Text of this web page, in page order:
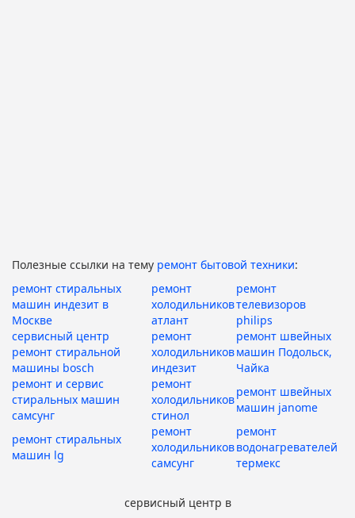
Полезные ссылки на тему ремонт бытовой техники:
ремонт стиральных
машин индезит в
Москве
ремонт
холодильников
атлант
ремонт
телевизоров
philips
сервисный центр
ремонт стиральной
машины bosch
ремонт
холодильников
индезит
ремонт швейных
машин Подольск,
Чайка
ремонт и сервис
стиральных машин
самсунг
ремонт
холодильников
стинол
ремонт швейных
машин janome
ремонт стиральных
машин lg
ремонт
холодильников
самсунг
ремонт
водонагревателей
термекс
сервисный центр в